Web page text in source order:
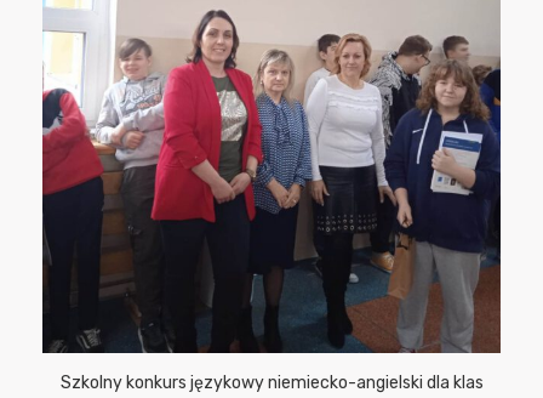
Szkolny konkurs językowy niemiecko-angielski dla klas